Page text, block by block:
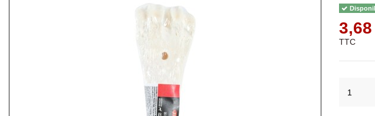
TTC